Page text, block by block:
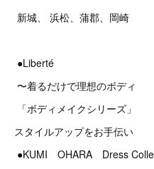
新城、 浜松、蒲郡、岡崎
●Liberté
〜着るだけで理想のボディ
「ボディメイクシリーズ」
スタイルアップをお手伝い
●KUMI OHARA Dress